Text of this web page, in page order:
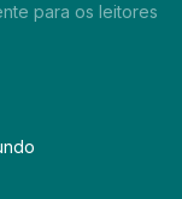
para os leitores